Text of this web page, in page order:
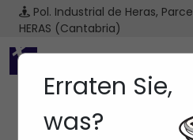
Pol. Industrial de Heras,
HERAS (Cantabria)
Erraten Sie,
was?